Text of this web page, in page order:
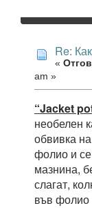
Re:
«
am »
“Jacket
необелен
обвивка
фолио и
мазнина,
слагат,
във фолио